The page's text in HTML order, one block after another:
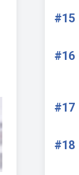
#15
#16
#17
#18